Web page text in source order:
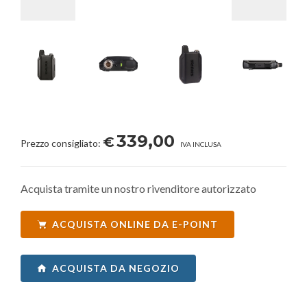
Prezzo consigliato: €339,00 IVA INCLUSA
Acquista tramite un nostro rivenditore autorizzato
ACQUISTA ONLINE DA E-POINT
ACQUISTA DA NEGOZIO